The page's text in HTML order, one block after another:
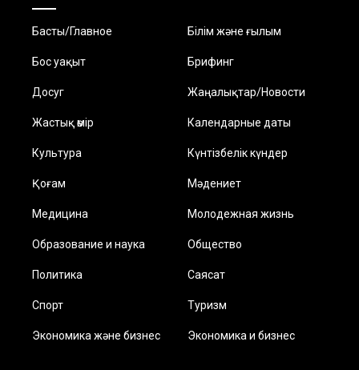
Басты/Главное Білім және ғылым
Бос уақыт Брифинг
Досуг Жаңалықтар/Новости
Жастық өмір Календарные даты
Культура Күнтізбелік күндер
Қоғам Мәдениет
Медицина Молодежная жизнь
Образование и наука Общество
Политика Саясат
Спорт Туризм
Экономика және бизнес Экономика и бизнес